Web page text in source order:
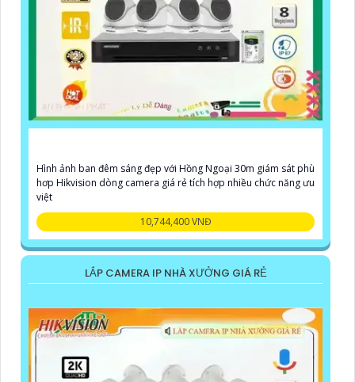
Hình ảnh ban đêm sáng đẹp với Hồng Ngoại 30m giám sát phù
hơp Hikvision dòng camera giá rẻ tích hợp nhiều chức năng ưu
việt
10,744,400 VNĐ
LẮP CAMERA IP NHÀ XƯỞNG GIÁ RẺ